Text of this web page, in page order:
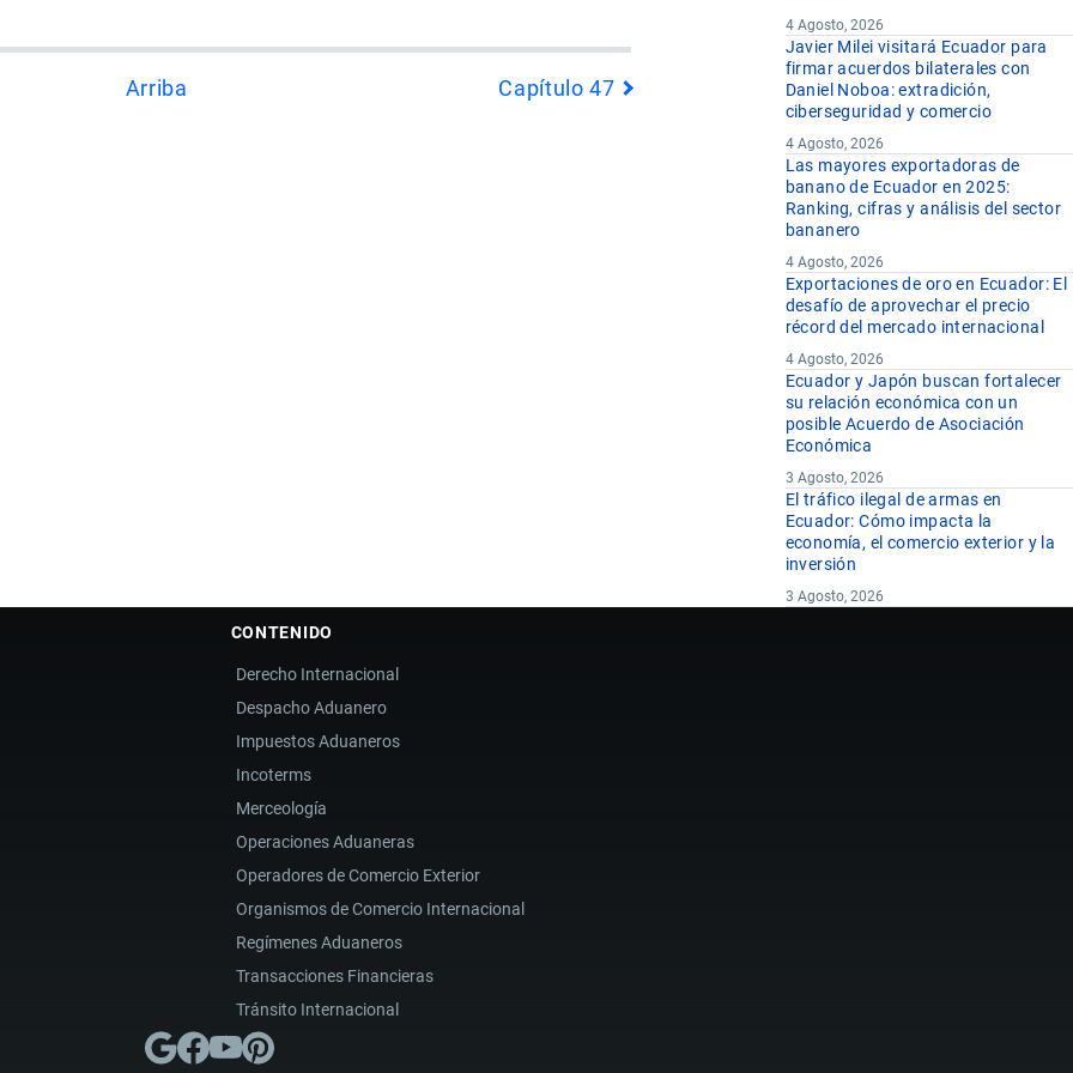
Arriba Capítulo 47
4 Agosto, 2026
Javier Milei visitará Ecuador para
firmar acuerdos bilaterales con
Daniel Noboa: extradición,
ciberseguridad y comercio
4 Agosto, 2026
Las mayores exportadoras de
banano de Ecuador en 2025:
Ranking, cifras y análisis del sector
bananero
4 Agosto, 2026
Exportaciones de oro en Ecuador: El
desafío de aprovechar el precio
récord del mercado internacional
4 Agosto, 2026
Ecuador y Japón buscan fortalecer
su relación económica con un
posible Acuerdo de Asociación
Económica
3 Agosto, 2026
El tráfico ilegal de armas en
Ecuador: Cómo impacta la
economía, el comercio exterior y la
inversión
3 Agosto, 2026
CONTENIDO
Derecho Internacional
Despacho Aduanero
Impuestos Aduaneros
Incoterms
Merceología
Operaciones Aduaneras
Operadores de Comercio Exterior
Organismos de Comercio Internacional
Regímenes Aduaneros
Transacciones Financieras
Tránsito Internacional